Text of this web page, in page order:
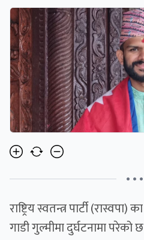
• • •
राष्ट्रिय स्वतन्त्र पार्टी
गाडी गुल्मीमा दुर्घटनामा परेको